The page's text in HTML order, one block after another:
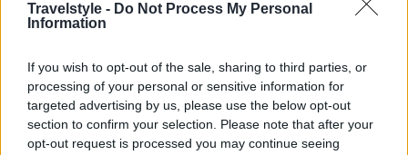
Travelstyle - Do Not Process My Personal
Information
If you wish to opt-out of the sale, sharing to third parties, or
processing of your personal or sensitive information for
targeted advertising by us, please use the below opt-out
section to confirm your selection. Please note that after your
opt-out request is processed you may continue seeing